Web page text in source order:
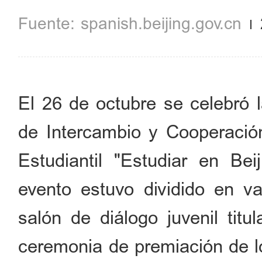
spanish.beijing.gov.cn
El 26 de octubre se celebró
de Intercambio y
Estudiantil "Estudiar en
evento estuvo dividido en
salón de diálogo juvenil
ceremonia de premiación de